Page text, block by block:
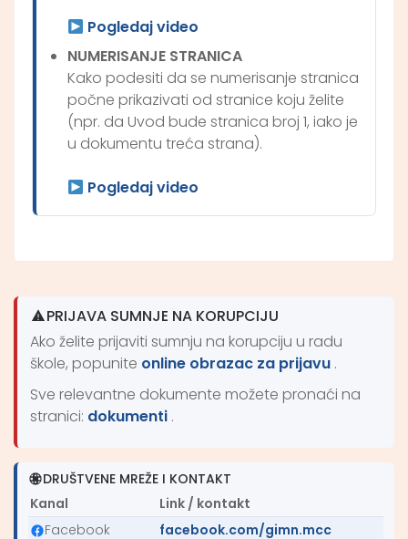
Pogledaj video
NUMERISANJE STRANICA
Kako podesiti da se numerisanje stranica
počne prikazivati od stranice koju želite
(npr. da Uvod bude stranica broj 1, iako je
u dokumentu treća strana).
Pogledaj video
PRIJAVA SUMNJE NA KORUPCIJU
Ako želite prijaviti sumnju na korupciju u radu
škole, popunite online obrazac za prijavu .
Sve relevantne dokumente možete pronaći na
stranici: dokumenti .
DRUŠTVENE MREŽE I KONTAKT
Kanal
Link / kontakt
Facebook
facebook.com/gimn.mcc